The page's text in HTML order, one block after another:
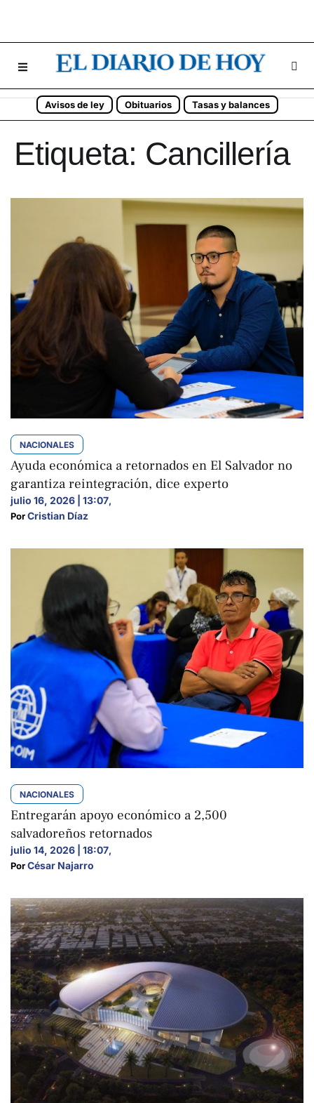
Avisos de ley Obituarios Tasas y balances
Etiqueta: Cancillería
NACIONALES
Ayuda económica a retornados en El Salvador no
garantiza reintegración, dice experto
julio 16, 2026 | 13:07,
Por Cristian Díaz
NACIONALES
Entregarán apoyo económico a 2,500
salvadoreños retornados
julio 14, 2026 | 18:07,
Por César Najarro